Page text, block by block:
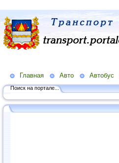
Главная Авто Автобус
Поиск на портале...